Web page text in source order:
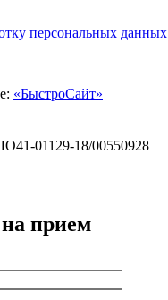
персональных данных
«БыстроCайт»
01129-18/00550928
прием